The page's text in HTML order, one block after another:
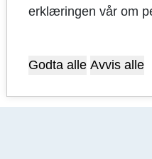
Vedlegg
erklæringen vår om
Godta alle Avvis alle